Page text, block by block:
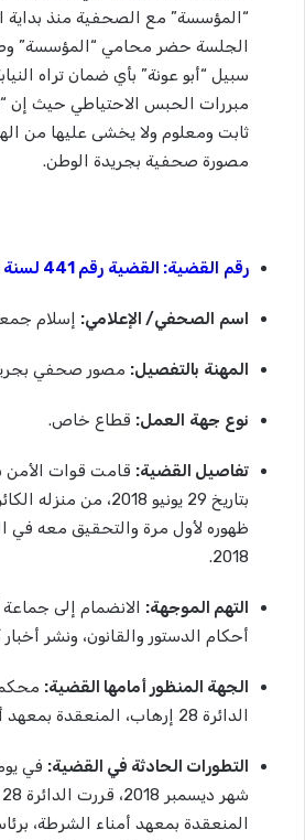
“المؤسسة” مع الصحفية منذ بداية
الجلسة حضر محامي “المؤسسة”
سبيل “أبو عونة” بأي ضمان تراه
مبررات الحبس الاحتياطي حيث إن
ثابت ومعلوم ولا يخشى عليها من
مصورة صحفية بجريدة الوطن.
رقم القضية: القضية رقم لسنة
اسم الصحفي/ الإعلامي: إسلام
المهنة بالتفصيل: مصور صحفي
نوع جهة العمل: قطاع خاص.
تفاصيل القضية: قامت قوات الأمن
بتاريخ 29 يونيو 2018،
2018.
التهم الموجهة: الانضمام إلى
أحكام الدستور والقانون، ونشر أخبار
الجهة المنظور أمامها القضية:
الدائرة 28 إرهاب، المنعقدة بمعهد أمناء الشرطة.
التطورات الحادثة في القضية:
المنعقدة بمعهد أمناء الشرطة،